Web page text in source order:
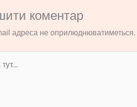
коментар
адреса не оприлюднюватиметься.